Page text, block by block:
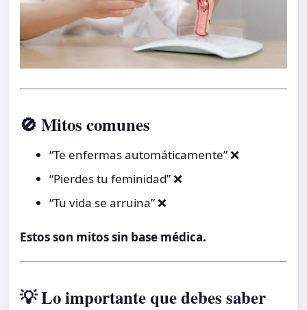
🚫 Mitos comunes
“Te enfermas automáticamente” ❌
“Pierdes tu feminidad” ❌
“Tu vida se arruina” ❌
Estos son mitos sin base médica.
💡 Lo importante que debes saber